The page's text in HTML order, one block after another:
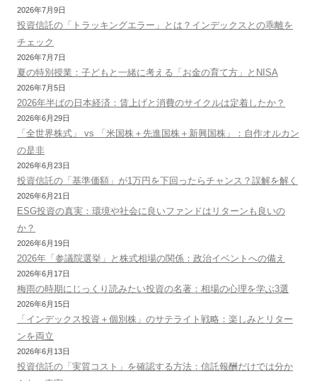
2026年7月9日
投資信託の「トラッキングエラー」とは？インデックスとの乖離を
チェック
2026年7月7日
夏の特別授業：子どもと一緒に考える「お金の育て方」とNISA
2026年7月5日
2026年半ばの日本経済：賃上げと消費のサイクルは定着したか？
2026年6月29日
「全世界株式」 vs 「米国株＋先進国株＋新興国株」：自作オルカン
の是非
2026年6月23日
投資信託の「基準価額」が1万円を下回ったらチャンス？誤解を解く
2026年6月21日
ESG投資の真実：環境や社会に良いファンドはリターンも良いの
か？
2026年6月19日
2026年「参議院選挙」と株式相場の関係：政治イベントへの備え
2026年6月17日
梅雨の時期にじっくり読みたい投資の名著：相場の心理を学ぶ3選
2026年6月15日
「インデックス投資＋個別株」のサテライト戦略：楽しみとリター
ンを両立
2026年6月13日
投資信託の「実質コスト」を確認する方法：信託報酬だけでは分か